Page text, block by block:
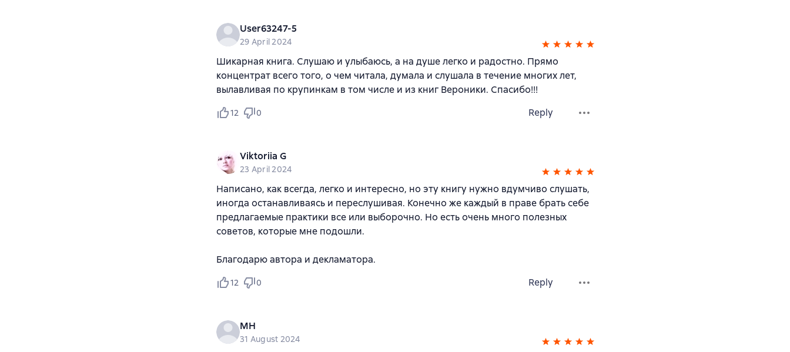
User63247-5
29 April 2024
Шикарная книга. Слушаю и улыбаюсь, а на душе легко и радостно. Прямо
концентрат всего того, о чем читала, думала и слушала в течение многих лет,
вылавливая по крупинкам в том числе и из книг Вероники. Спасибо!!!
12 0 Reply
Viktoriia G
23 April 2024
Написано, как всегда, легко и интересно, но эту книгу нужно вдумчиво слушать,
иногда останавливаясь и переслушивая. Конечно же каждый в праве брать себе
предлагаемые практики все или выборочно. Но есть очень много полезных
советов, которые мне подошли.
Благодарю автора и декламатора.
12 0 Reply
MH
31 August 2024